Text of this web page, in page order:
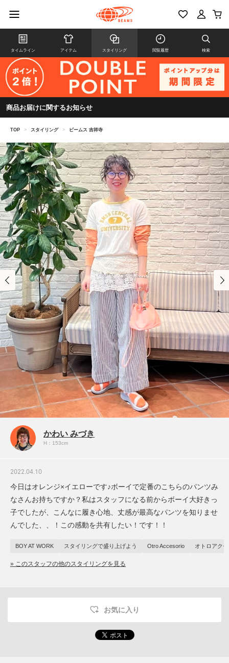
タイムライン アイテム スタイリング 閲覧履歴 検索
商品お届けに関するお知らせ
TOP > スタイリング > ビームス 吉祥寺
かわい みづき
H：153cm
2022.04.10
今日はオレンジ×イエローです♪ボーイで定番のこちらのパンツみ
なさんお持ちですか？私はスタッフになる前からボーイ大好きっ
子でしたが、こんなに履き心地、丈感が最高なパンツを知りませ
んでした、、！この感動を共有したい！です！！
BOY AT WORK スタイリングで盛り上げよう Otro Accesorio オトロアク
» このスタッフの他のスタイリングを見る
お気に入り